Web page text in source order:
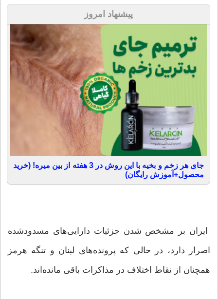
پیشنهاد امروز
جای هر زخم و بخیه با این روش در 3 هفته از بین میره! (خرید
محصول+آموزش رایگان)
ایران بر مشخص شدن جزئیات دارایی‌های مسدودشده
اصرار دارد، در حالی که پرونده‌های لبنان و تنگه هرمز
همچنان از نقاط اختلاف در مذاکرات باقی مانده‌اند.